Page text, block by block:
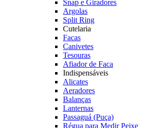
Snap e Giradores
Argolas
Split Ring
Cutelaria
Facas
Canivetes
Tesouras
Afiador de Faca
Indispensáveis
Alicates
Aeradores
Balanças
Lanternas
Passaguá (Puça)
Régua para Medir Peixe